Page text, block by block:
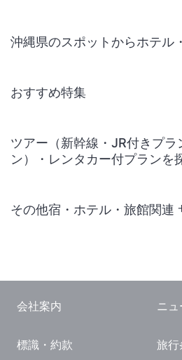
沖縄県のスポットからホテル
おすすめ特集
ツアー（新幹線・JR付きプラ
ン）・レンタカー付プランを
その他宿・ホテル・旅館関連
国内観光ガイド
会社案内 ニュ
標識・約款 旅行